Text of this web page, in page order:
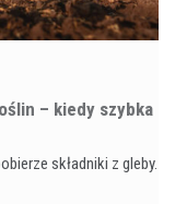
– kiedy szybka
składniki z gleby.